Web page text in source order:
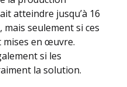
atteindre jusqu’à 16
seulement si ces
mises en œuvre.
si les
la solution.